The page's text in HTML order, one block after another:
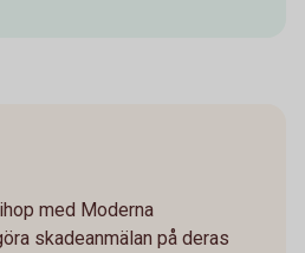
med Moderna
skadeanmälan på deras